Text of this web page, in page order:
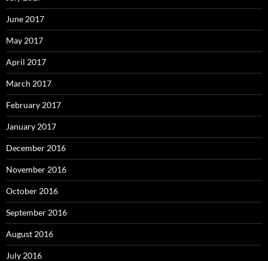
June 2017
May 2017
April 2017
March 2017
February 2017
January 2017
December 2016
November 2016
October 2016
September 2016
August 2016
July 2016